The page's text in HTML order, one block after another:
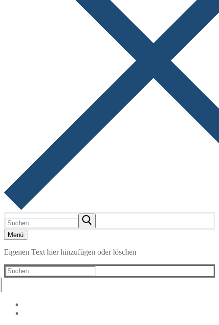
nach:
Menü
Eigenen Text hier hinzufügen oder löschen
Suchen
nach: